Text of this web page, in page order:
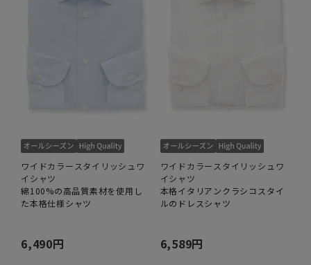
ワイドカラースタイリッシュワ
イシャツ
綿100%の高品質素材を使用し
た本格仕様シャツ
6,490円
ワイドカラースタイリッシュワ
イシャツ
本格イタリアンクラシコスタイ
ルのドレスシャツ
6,589円